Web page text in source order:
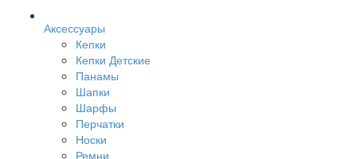
Аксессуары
Кепки
Кепки Детские
Панамы
Шапки
Шарфы
Перчатки
Носки
Ремни